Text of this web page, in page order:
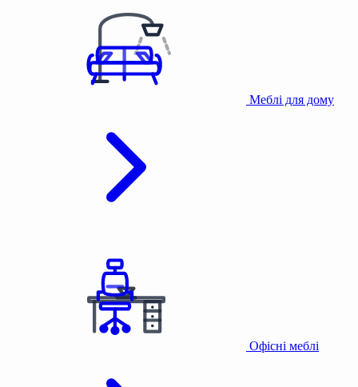
Меблі для дому
Офісні меблі